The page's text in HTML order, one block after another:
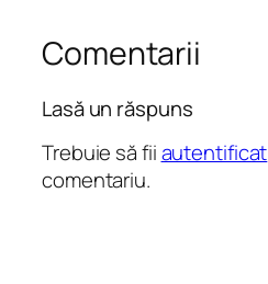
Comentarii
Lasă un răspuns
Trebuie să fiiautentificat
comentariu.